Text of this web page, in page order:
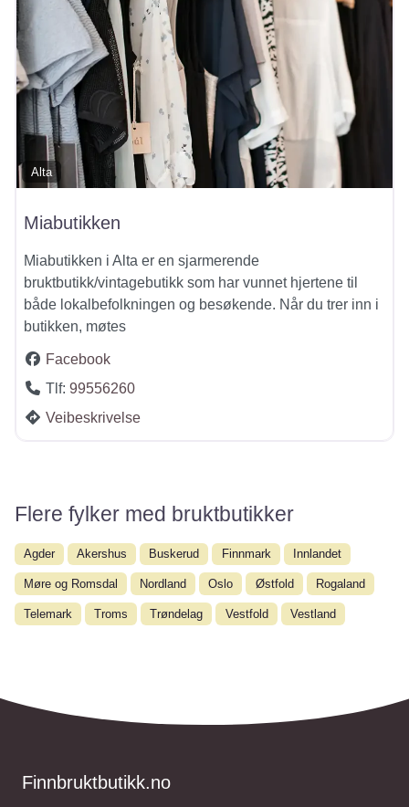
Alta
Miabutikken
Miabutikken i Alta er en sjarmerende
bruktbutikk/vintagebutikk som har vunnet hjertene til
både lokalbefolkningen og besøkende. Når du trer inn i
butikken, møtes
Facebook
Tlf: 99556260
Veibeskrivelse
Flere fylker med bruktbutikker
Agder Akershus Buskerud Finnmark Innlandet
Møre og Romsdal Nordland Oslo Østfold Rogaland
Telemark Troms Trøndelag Vestfold Vestland
Finnbruktbutikk.no